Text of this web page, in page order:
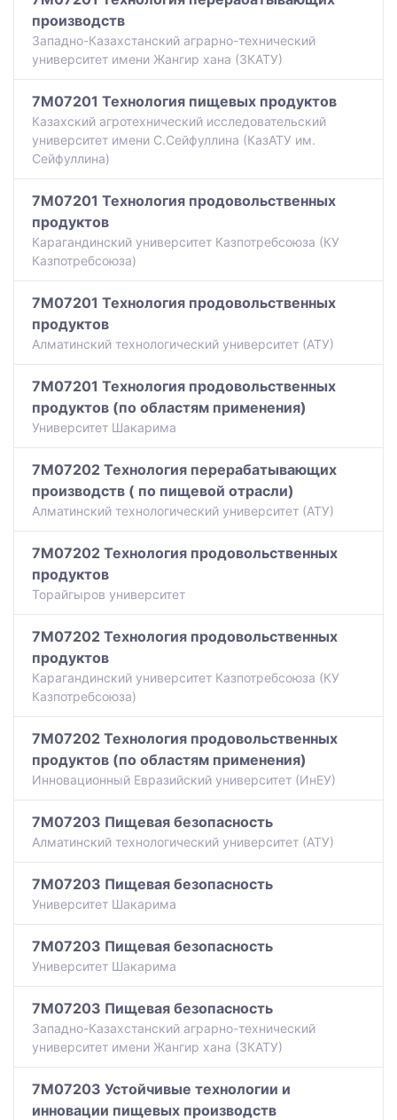
производств
Западно-Казахстанский аграрно-технический
университет имени Жангир хана (ЗКАТУ)
7M07201 Технология пищевых продуктов
Казахский агротехнический исследовательский
университет имени С.Сейфуллина (КазАТУ им.
Сейфуллина)
7M07201 Технология продовольственных
продуктов
Карагандинский университет Казпотребсоюза (КУ
Казпотребсоюза)
7M07201 Технология продовольственных
продуктов
Алматинский технологический университет (АТУ)
7M07201 Технология продовольственных
продуктов (по областям применения)
Университет Шакарима
7M07202 Технология перерабатывающих
производств ( по пищевой отрасли)
Алматинский технологический университет (АТУ)
7M07202 Технология продовольственных
продуктов
Торайгыров университет
7M07202 Технология продовольственных
продуктов
Карагандинский университет Казпотребсоюза (КУ
Казпотребсоюза)
7M07202 Технология продовольственных
продуктов (по областям применения)
Инновационный Евразийский университет (ИнЕУ)
7M07203 Пищевая безопасность
Алматинский технологический университет (АТУ)
7M07203 Пищевая безопасность
Университет Шакарима
7M07203 Пищевая безопасность
Университет Шакарима
7M07203 Пищевая безопасность
Западно-Казахстанский аграрно-технический
университет имени Жангир хана (ЗКАТУ)
7M07203 Устойчивые технологии и
инновации пищевых производств